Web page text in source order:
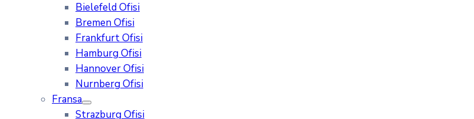
Bielefeld Ofisi
Bremen Ofisi
Frankfurt Ofisi
Hamburg Ofisi
Hannover Ofisi
Nurnberg Ofisi
Fransa
Strazburg Ofisi